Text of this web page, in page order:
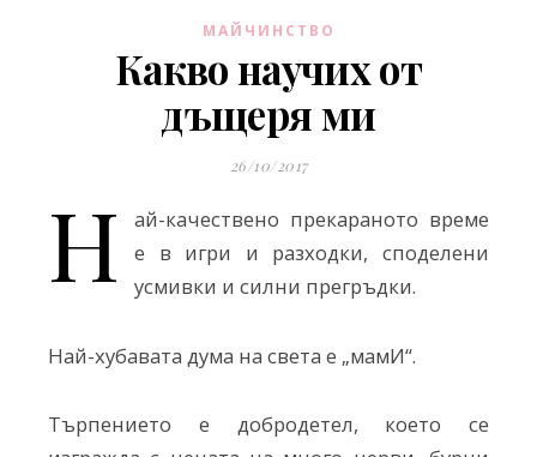
МАЙЧИНСТВО
Какво научих от
дъщеря ми
26/10/2017
Н
ай-качествено прекараното време
е в игри и разходки, споделени
усмивки и силни прегръдки.
Най-хубавата дума на света е „мамИ“.
Търпението е добродетел, което се